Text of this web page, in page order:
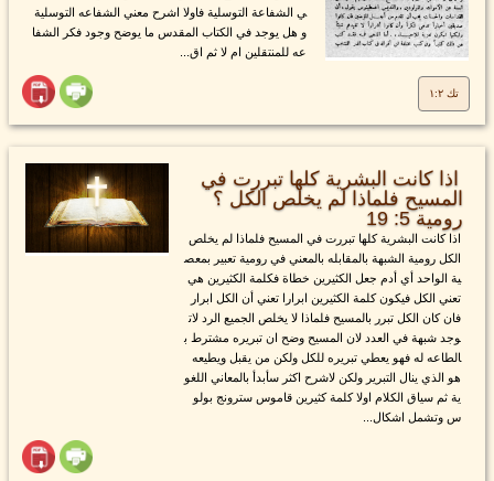
ي الشفاعة التوسلية فاولا اشرح معني الشفاعه التوسلية
و هل يوجد في الكتاب المقدس ما يوضح وجود فكر الشفا
عه للمنتقلين ام لا ثم اق...
تك ١:٢
اذا كانت البشرية كلها تبررت في
المسيح فلماذا لم يخلص الكل ؟
رومية 5: 19
اذا كانت البشرية كلها تبررت في المسيح فلماذا لم يخلص
الكل رومية الشبهة بالمقابله بالمعني في رومية تعبير بمعص
ية الواحد أي أدم جعل الكثيرين خطاة فكلمة الكثيرين هي
تعني الكل فيكون كلمة الكثيرين ابرارا تعني أن الكل ابرار
فان كان الكل تبرر بالمسيح فلماذا لا يخلص الجميع الرد لات
وجد شبهة في العدد لان المسيح وضح ان تبريره مشترط ب
الطاعه له فهو يعطي تبريره للكل ولكن من يقبل ويطيعه
هو الذي ينال التبرير ولكن لاشرح اكثر سأبدأ بالمعاني اللغو
ية ثم سياق الكلام اولا كلمة كثيرين قاموس سترونج بولو
س وتشمل اشكال...